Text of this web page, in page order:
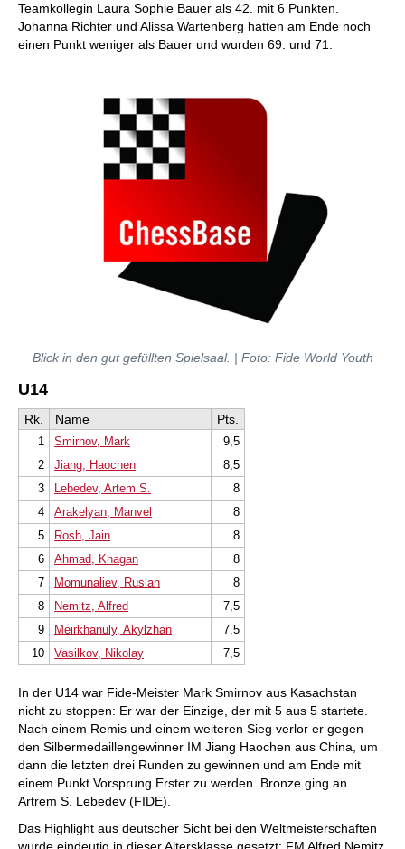
Teamkollegin Laura Sophie Bauer als 42. mit 6 Punkten.
Johanna Richter und Alissa Wartenberg hatten am Ende noch
einen Punkt weniger als Bauer und wurden 69. und 71.
Blick in den gut gefüllten Spielsaal. | Foto: Fide World Youth
U14
Rk. Name Pts.
1 Smirnov, Mark
9,5
2
Jiang, Haochen
8,5
3
Lebedev, Artem S.
8
4
Arakelyan, Manvel
8
5
Rosh, Jain
8
6
Ahmad, Khagan
8
7
Momunaliev, Ruslan
8
8
Nemitz, Alfred
7,5
9
Meirkhanuly, Akylzhan
7,5
10
Vasilkov, Nikolay 7,5
In der U14 war Fide-Meister Mark Smirnov aus Kasachstan
nicht zu stoppen: Er war der Einzige, der mit 5 aus 5 startete.
Nach einem Remis und einem weiteren Sieg verlor er gegen
den Silbermedaillengewinner IM Jiang Haochen aus China, um
dann die letzten drei Runden zu gewinnen und am Ende mit
einem Punkt Vorsprung Erster zu werden. Bronze ging an
Artrem S. Lebedev (FIDE).
Das Highlight aus deutscher Sicht bei den Weltmeisterschaften